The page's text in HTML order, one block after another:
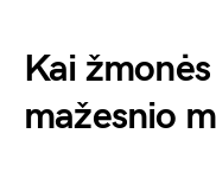
Kai
mažesnio